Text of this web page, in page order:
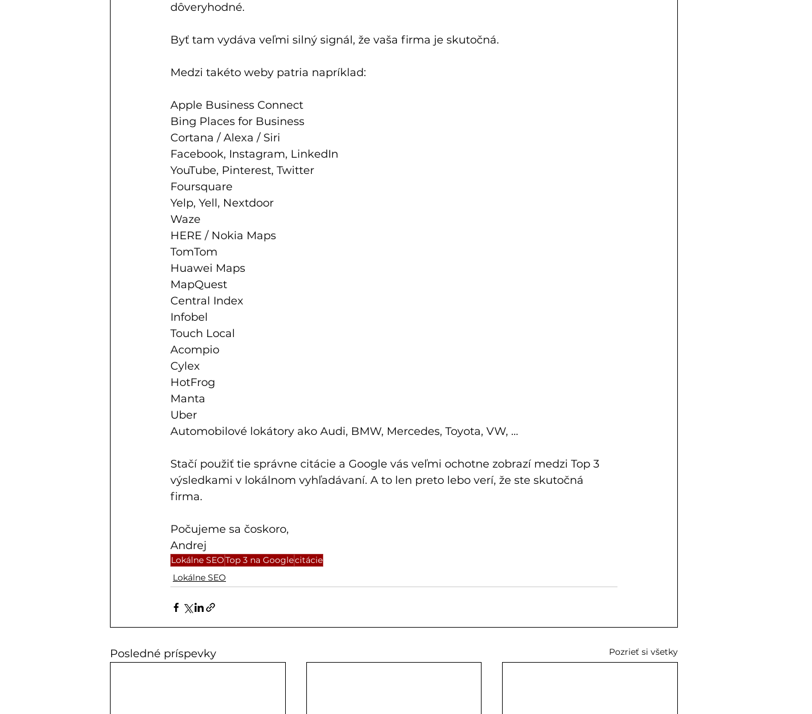
dôveryhodné.
Byť tam vydáva veľmi silný signál, že vaša firma je skutočná.
Medzi takéto weby patria napríklad:
Apple Business Connect
Bing Places for Business
Cortana / Alexa / Siri
Facebook, Instagram, LinkedIn
YouTube, Pinterest, Twitter
Foursquare
Yelp, Yell, Nextdoor
Waze
HERE / Nokia Maps
TomTom
Huawei Maps
MapQuest
Central Index
Infobel
Touch Local
Acompio
Cylex
HotFrog
Manta
Uber
Automobilové lokátory ako Audi, BMW, Mercedes, Toyota, VW, …
Stačí použiť tie správne citácie a Google vás veľmi ochotne zobrazí medzi Top 3
výsledkami v lokálnom vyhľadávaní. A to len preto lebo verí, že ste skutočná
firma.
Počujeme sa čoskoro,
Andrej
Lokálne SEOTop 3 na Googlecitácie
Lokálne SEO
Posledné príspevky Pozrieť si všetky